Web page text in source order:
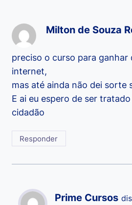
Milton de Souza
preciso o curso para ganhar
internet,
mas até ainda não dei sorte
E ai eu espero de ser
cidadão
Responder
Prime Cursos